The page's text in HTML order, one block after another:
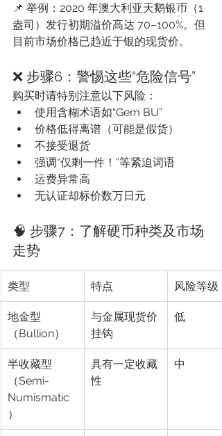
📌 举例：2020 年澳大利亚天鹅银币（1
盎司）发行初期溢价高达 70–100%。但
目前市场价格已趋近于银的现货价。
❌ 步骤6：警惕这些“危险信号”
购买时请特别注意以下风险：
使用含糊术语如“Gem BU”
价格低得离谱（可能是假货）
不接受退货
强调“仅剩一件！”等紧迫词语
运费异常高
无认证却标价数万日元
🧠 步骤7：了解硬币种类及市场
走势
类型 特点 风险等级
地金型
（Bullion）
与金属现货价
挂钩
低
半收藏型
（Semi-
Numismatic
）
具有一定收藏
性
中